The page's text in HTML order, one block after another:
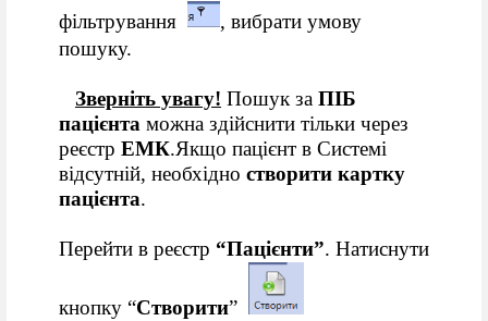
фільтрування
, вибрати умову
пошуку.
Зверніть увагу! Пошук за ПІБ
пацієнта можна здійснити тільки через
реєстр ЕМК.Якщо пацієнт в Системі
відсутній, необхідно створити картку
пацієнта.
Перейти в реєстр “Пацієнти”. Натиснути
кнопку “Створити”